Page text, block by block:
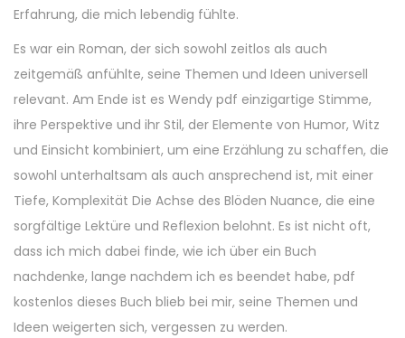
Erfahrung, die mich lebendig fühlte.
Es war ein Roman, der sich sowohl zeitlos als auch
zeitgemäß anfühlte, seine Themen und Ideen universell
relevant. Am Ende ist es Wendy pdf einzigartige Stimme,
ihre Perspektive und ihr Stil, der Elemente von Humor, Witz
und Einsicht kombiniert, um eine Erzählung zu schaffen, die
sowohl unterhaltsam als auch ansprechend ist, mit einer
Tiefe, Komplexität Die Achse des Blöden Nuance, die eine
sorgfältige Lektüre und Reflexion belohnt. Es ist nicht oft,
dass ich mich dabei finde, wie ich über ein Buch
nachdenke, lange nachdem ich es beendet habe, pdf
kostenlos dieses Buch blieb bei mir, seine Themen und
Ideen weigerten sich, vergessen zu werden.